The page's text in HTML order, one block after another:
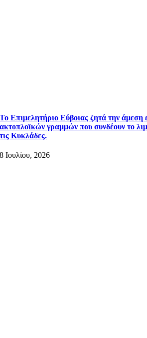
Το Επιμελητήριο Εύβοιας ζητά την άμεση
ακτοπλοϊκών γραμμών που συνδέουν το
τις Κυκλάδες.
8 Ιουλίου, 2026